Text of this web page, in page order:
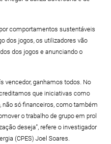
comportamentos sustentáveis
dos jogos, os utilizadores vão
dos jogos e anunciando o
vencedor, ganhamos todos. No
que iniciativas como
só financeiros, como também
o trabalho de grupo em prol
deseja”, refere o investigador
(CPES) Joel Soares.